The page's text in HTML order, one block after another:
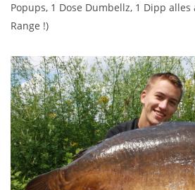
Popups, 1 Dose Dumbellz, 1 Dipp
Range !)